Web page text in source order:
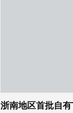
浙南地区首批自